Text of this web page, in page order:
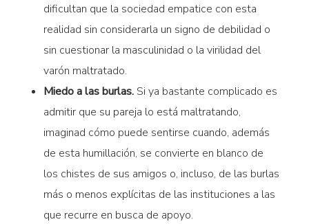
dificultan que la sociedad empatice con esta
realidad sin considerarla un signo de debilidad o
sin cuestionar la masculinidad o la virilidad del
varón maltratado.
Miedo a las burlas.Si ya bastante complicado es
admitir que su pareja lo está maltratando,
imaginad cómo puede sentirse cuando, además
de esta humillación, se convierte en blanco de
los chistes de sus amigos o, incluso, de las burlas
más o menos explícitas de las instituciones a las
que recurre en busca de apoyo.